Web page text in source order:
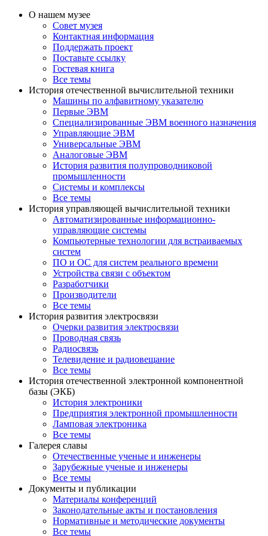
О нашем музее
Совет музея
Контактная информация
Поддержать проект
Поставьте ссылку
Гостевая книга
Все темы
История отечественной вычислительной техники
Машины по алфавитному указателю
Первые ЭВМ
Специализированные ЭВМ военного назначения
Управляющие ЭВМ
Универсальные ЭВМ
Аналоговые ЭВМ
История развития полупроводниковой
промышленности
Системы и комплексы
Все темы
История управляющей вычислительной техники
Автоматизированные информационно-
управляющие системы
Компьютерные технологии для встраиваемых
систем
ПО и ОС для систем реального времени
Устройства связи с объектом
Разработчики
Производители
Все темы
История развития электросвязи
Очерки развития электросвязи
Проводная связь
Радиосвязь
Телевидение и радиовещание
Все темы
История отечественной электронной компонентной
базы (ЭКБ)
История электроники
Предприятия электронной промышленности
Ламповая электроника
Все темы
Галерея славы
Отечественные ученые и инженеры
Зарубежные ученые и инженеры
Все темы
Документы и публикации
Материалы конференций
Законодательные акты и постановления
Нормативные и методические документы
Все темы